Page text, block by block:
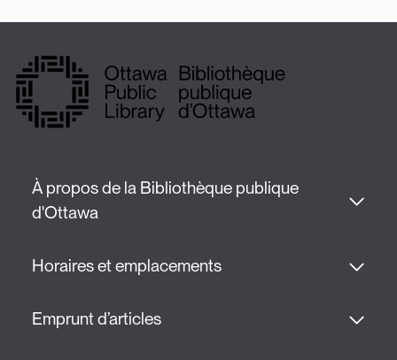
À propos de la Bibliothèque publique
d'Ottawa
Horaires et emplacements
Emprunt d’articles